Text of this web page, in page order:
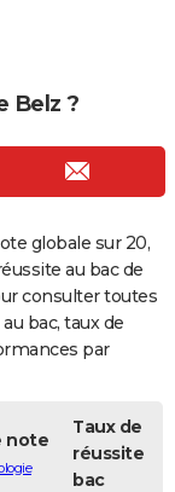
Belz ?
globale sur 20,
au bac de
consulter toutes
bac, taux de
par
note
Taux de
réussite
bac